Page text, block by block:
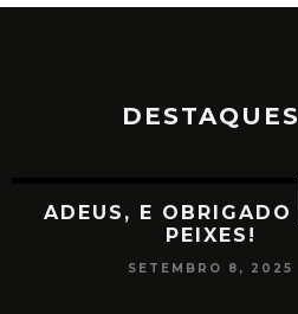
DESTAQUES
ADEUS, E OBRIGADO
PEIXES!
SETEMBRO 8, 2025